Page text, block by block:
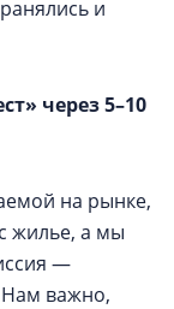
и
через 5–10
на рынке,
жилье, а мы
—
Нам важно,